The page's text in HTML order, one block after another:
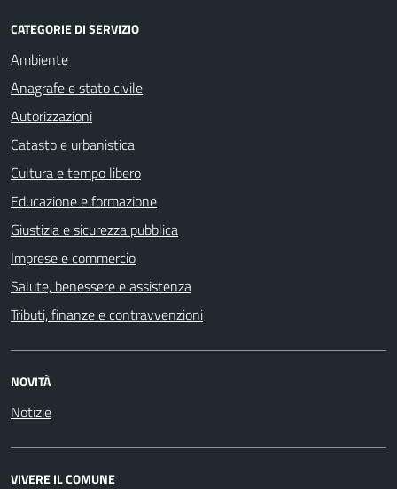
CATEGORIE DI SERVIZIO
Ambiente
Anagrafe e stato civile
Autorizzazioni
Catasto e urbanistica
Cultura e tempo libero
Educazione e formazione
Giustizia e sicurezza pubblica
Imprese e commercio
Salute, benessere e assistenza
Tributi, finanze e contravvenzioni
NOVITÀ
Notizie
VIVERE IL COMUNE